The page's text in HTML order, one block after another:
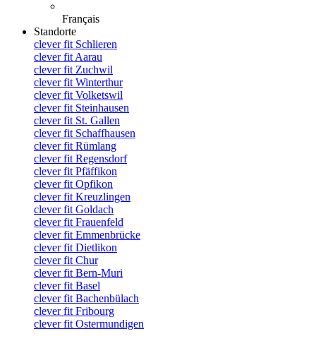
Français
Standorte
clever fit Schlieren
clever fit Aarau
clever fit Zuchwil
clever fit Winterthur
clever fit Volketswil
clever fit Steinhausen
clever fit St. Gallen
clever fit Schaffhausen
clever fit Rümlang
clever fit Regensdorf
clever fit Pfäffikon
clever fit Opfikon
clever fit Kreuzlingen
clever fit Goldach
clever fit Frauenfeld
clever fit Emmenbrücke
clever fit Dietlikon
clever fit Chur
clever fit Bern-Muri
clever fit Basel
clever fit Bachenbülach
clever fit Fribourg
clever fit Ostermundigen